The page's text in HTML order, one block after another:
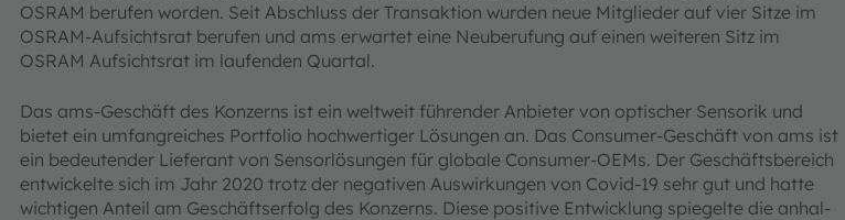
OSRAM berufen worden. Seit Abschluss der Transaktion wurden neue Mitglieder auf vier Sitze im
OSRAM-Aufsichtsrat berufen und ams erwartet eine Neuberufung auf einen weiteren Sitz im
OSRAM Aufsichtsrat im laufenden Quartal.
Das ams-Geschäft des Konzerns ist ein weltweit führender Anbieter von optischer Sensorik und
bietet ein umfangreiches Portfolio hochwertiger Lösungen an. Das Consumer-Geschäft von ams ist
ein bedeutender Lieferant von Sensorlösungen für globale Consumer-OEMs. Der Geschäftsbereich
entwickelte sich im Jahr 2020 trotz der negativen Auswirkungen von Covid-19 sehr gut und hatte
wichtigen Anteil am Geschäftserfolg des Konzerns. Diese positive Entwicklung spiegelte die anhal­